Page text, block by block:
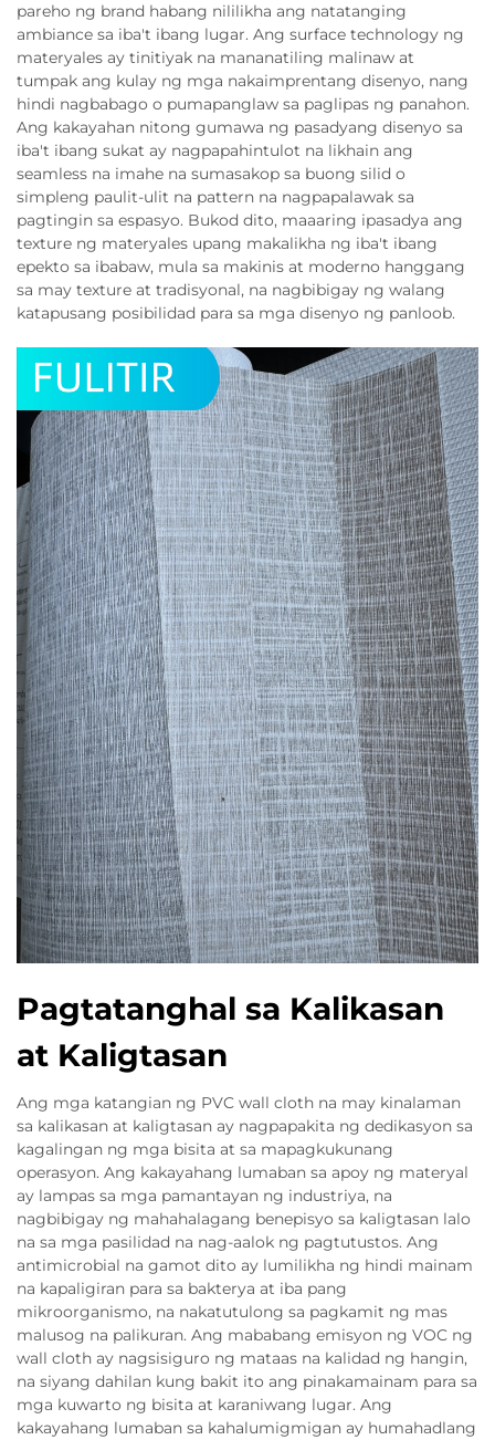
pareho ng brand habang nililikha ang natatanging
ambiance sa iba't ibang lugar. Ang surface technology ng
materyales ay tinitiyak na mananatiling malinaw at
tumpak ang kulay ng mga nakaimprentang disenyo, nang
hindi nagbabago o pumapanglaw sa paglipas ng panahon.
Ang kakayahan nitong gumawa ng pasadyang disenyo sa
iba't ibang sukat ay nagpapahintulot na likhain ang
seamless na imahe na sumasakop sa buong silid o
simpleng paulit-ulit na pattern na nagpapalawak sa
pagtingin sa espasyo. Bukod dito, maaaring ipasadya ang
texture ng materyales upang makalikha ng iba't ibang
epekto sa ibabaw, mula sa makinis at moderno hanggang
sa may texture at tradisyonal, na nagbibigay ng walang
katapusang posibilidad para sa mga disenyo ng panloob.
Pagtatanghal sa Kalikasan
at Kaligtasan
Ang mga katangian ng PVC wall cloth na may kinalaman
sa kalikasan at kaligtasan ay nagpapakita ng dedikasyon sa
kagalingan ng mga bisita at sa mapagkukunang
operasyon. Ang kakayahang lumaban sa apoy ng materyal
ay lampas sa mga pamantayan ng industriya, na
nagbibigay ng mahahalagang benepisyo sa kaligtasan lalo
na sa mga pasilidad na nag-aalok ng pagtutustos. Ang
antimicrobial na gamot dito ay lumilikha ng hindi mainam
na kapaligiran para sa bakterya at iba pang
mikroorganismo, na nakatutulong sa pagkamit ng mas
malusog na palikuran. Ang mababang emisyon ng VOC ng
wall cloth ay nagsisiguro ng mataas na kalidad ng hangin,
na siyang dahilan kung bakit ito ang pinakamainam para sa
mga kuwarto ng bisita at karaniwang lugar. Ang
kakayahang lumaban sa kahalumigmigan ay humahadlang